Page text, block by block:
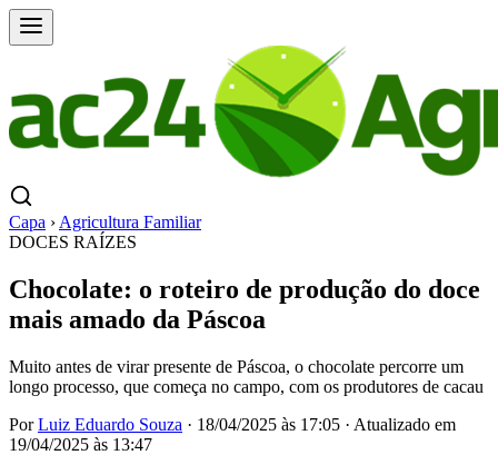
Capa › Agricultura Familiar
DOCES RAÍZES
Chocolate: o roteiro de produção do doce
mais amado da Páscoa
Muito antes de virar presente de Páscoa, o chocolate percorre um
longo processo, que começa no campo, com os produtores de cacau
PorLuiz Eduardo Souza · 18/04/2025 às 17:05 · Atualizado em
19/04/2025 às 13:47